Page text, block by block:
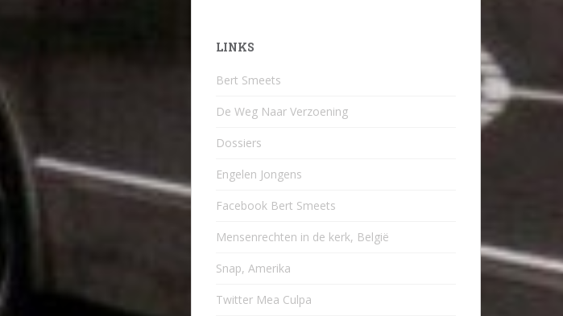
LINKS
Bert Smeets
De Weg Naar Verzoening
Dossiers
Engelen Jongens
Facebook Bert Smeets
Mensenrechten in de kerk, België
Snap, Amerika
Twitter Mea Culpa